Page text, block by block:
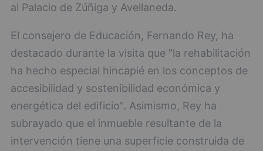
al Palacio de Zúñiga y Avellaneda.
El consejero de Educación, Fernando Rey, ha
destacado durante la visita que "la rehabilitación
ha hecho especial hincapié en los conceptos de
accesibilidad y sostenibilidad económica y
energética del edificio". Asimismo, Rey ha
subrayado que el inmueble resultante de la
intervención tiene una superficie construida de